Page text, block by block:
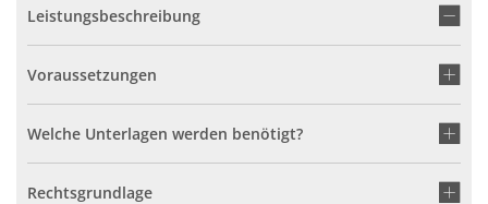
Leistungsbeschreibung
Voraussetzungen
Welche Unterlagen werden benötigt?
Rechtsgrundlage